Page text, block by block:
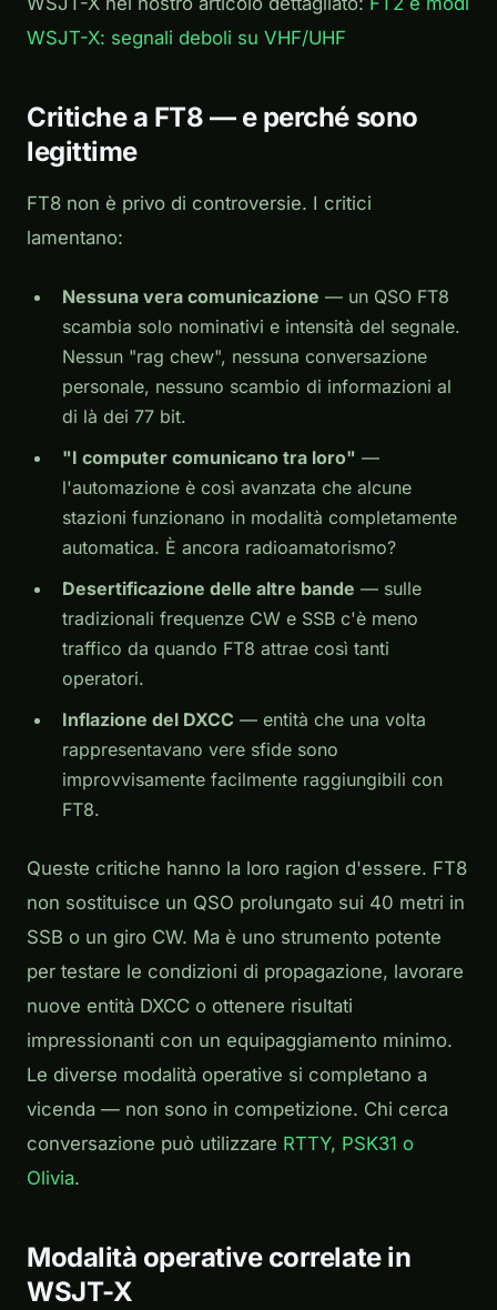
WSJT-X: segnali deboli su VHF/UHF
Critiche a FT8 — e perché sono
legittime
FT8 non è privo di controversie. I critici
lamentano:
Nessuna vera comunicazione — un QSO FT8
scambia solo nominativi e intensità del segnale.
Nessun "rag chew", nessuna conversazione
personale, nessuno scambio di informazioni al
di là dei 77 bit.
"I computer comunicano tra loro" —
l'automazione è così avanzata che alcune
stazioni funzionano in modalità completamente
automatica. È ancora radioamatorismo?
Desertificazione delle altre bande — sulle
tradizionali frequenze CW e SSB c'è meno
traffico da quando FT8 attrae così tanti
operatori.
Inflazione del DXCC — entità che una volta
rappresentavano vere sfide sono
improvvisamente facilmente raggiungibili con
FT8.
Queste critiche hanno la loro ragion d'essere. FT8
non sostituisce un QSO prolungato sui 40 metri in
SSB o un giro CW. Ma è uno strumento potente
per testare le condizioni di propagazione, lavorare
nuove entità DXCC o ottenere risultati
impressionanti con un equipaggiamento minimo.
Le diverse modalità operative si completano a
vicenda — non sono in competizione. Chi cerca
conversazione può utilizzare RTTY, PSK31 o
Olivia.
Modalità operative correlate in
WSJT-X